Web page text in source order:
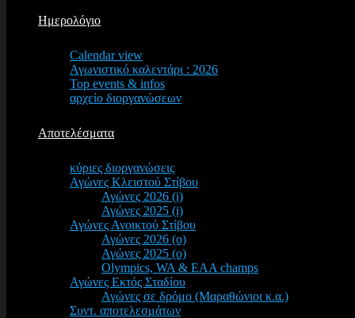
Ημερολόγιο
Calendar view
Αγωνιστικό καλεντάρι : 2026
Top events & infos
αρχείο διοργανώσεων
Αποτελέσματα
κύριες διοργανώσεις
Αγώνες Κλειστού Στίβου
Αγώνες 2026 (i)
Αγώνες 2025 (i)
Αγώνες Ανοικτού Στίβου
Αγώνες 2026 (o)
Αγώνες 2025 (o)
Olympics, WA & EAA champs
Αγώνες Εκτός Σταδίου
Αγώνες σε δρόμο (Μαραθώνιοι κ.α.)
Συντ. αποτελεσμάτων